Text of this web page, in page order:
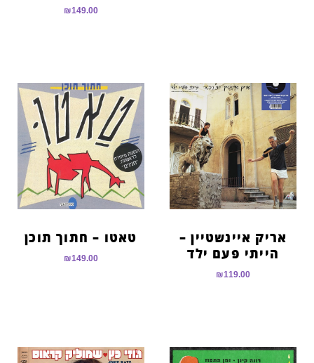
₪149.00
אריק איינשטיין –
הייתי פעם ילד
₪119.00
טאטו – חתוך תוכן
₪149.00